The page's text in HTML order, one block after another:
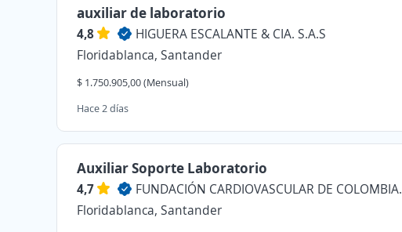
auxiliar de laboratorio
4,8
HIGUERA ESCALANTE & CIA. S.A.S
Floridablanca, Santander
$ 1.750.905,00 (Mensual)
Hace 2 días
Auxiliar Soporte Laboratorio
4,7
FUNDACIÓN CARDIOVASCULAR DE COLOMBIA.
Floridablanca, Santander